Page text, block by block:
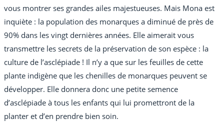
vous montrer ses grandes ailes majestueuses. Mais Mona est
inquiète : la population des monarques a diminué de près de
90% dans les vingt dernières années. Elle aimerait vous
transmettre les secrets de la préservation de son espèce : la
culture de l’asclépiade ! Il n’y a que sur les feuilles de cette
plante indigène que les chenilles de monarques peuvent se
développer. Elle donnera donc une petite semence
d’asclépiade à tous les enfants qui lui promettront de la
planter et d’en prendre bien soin.